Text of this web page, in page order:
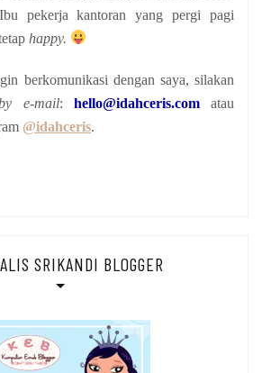
pekerja kantoran yang pergi pagi
happy.
berkomunikasi dengan saya, silakan
e-mail: hello@idahceris.com
atau
@idahceris.
SRIKANDI BLOGGER